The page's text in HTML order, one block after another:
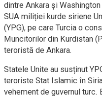
dintre Ankara și
SUA miliției kurde siriene
(YPG), pe care Turcia o
Muncitorilor din Kurdistan
teroristă de Ankara.
Statele Unite au susținut
teroriste Stat Islamic în
vehement de guvernul turc.